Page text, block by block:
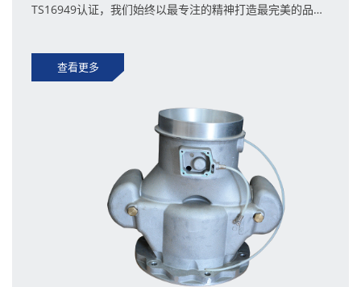
TS16949认证，我们始终以最专注的精神打造最完美的品
查看更多